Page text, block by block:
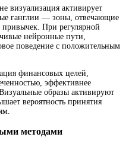
визуализация активирует
ганглии — зоны, отвечающие
привычек. При регулярной
нейронные пути,
поведение с положительным
финансовых целей,
эффективнее
образы активируют
вероятность принятия
методами